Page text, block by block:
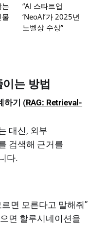
“AI 스타트업
‘NeoAI’가 2025년
노벨상 수상”
는 방법
하기 (RAG: Retrieval-
대신, 외부
검색해 근거를
다.
르면 모른다고 말해줘”
면 할루시네이션을